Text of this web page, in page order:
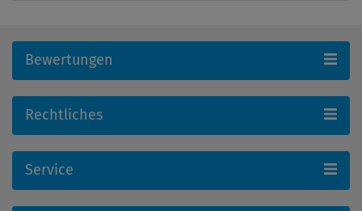
Bewertungen
Rechtliches
Service